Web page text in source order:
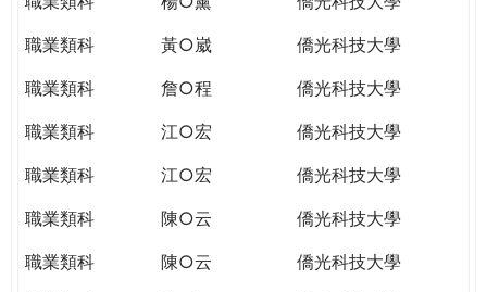
職業類科
黃○崴
僑光科技大學
職業類科
詹○程
僑光科技大學
職業類科
江○宏
僑光科技大學
職業類科
江○宏
僑光科技大學
職業類科
陳○云
僑光科技大學
職業類科
陳○云
僑光科技大學